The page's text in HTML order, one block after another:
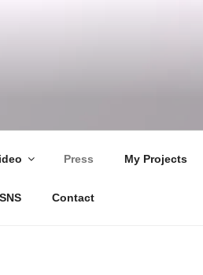
Press My Projects
SNS Contact